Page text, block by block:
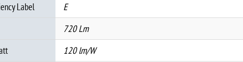
Label
E
720 Lm
120 lm/W